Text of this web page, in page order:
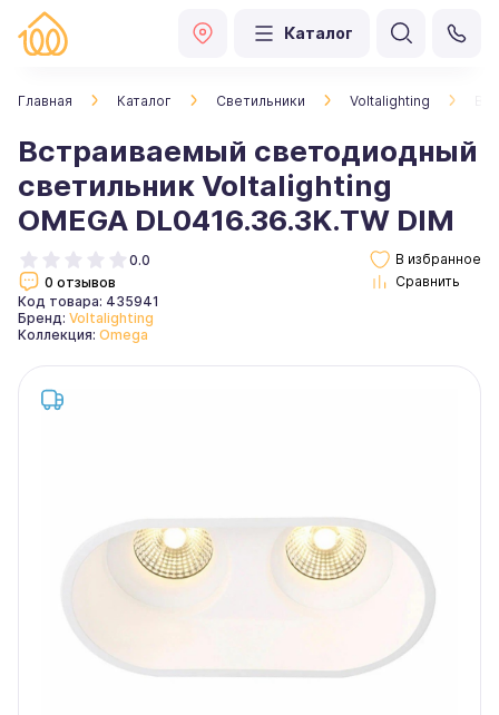
Каталог
Главная Каталог Светильники Voltalighting
Встраиваемый светодиодный
светильник Voltalighting
OMEGA DL0416.36.3K.TW DIM
0.0
0 отзывов
Код товара: 435941
Бренд: Voltalighting
Коллекция: Omega